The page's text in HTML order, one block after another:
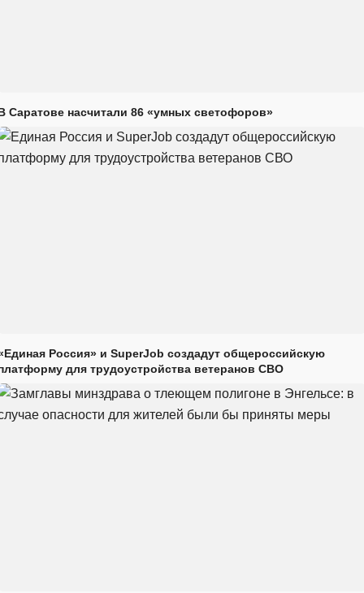
Саратове насчитали 86 «умных светофоров»
Россия» и SuperJob создадут общероссийскую
для трудоустройства ветеранов СВО